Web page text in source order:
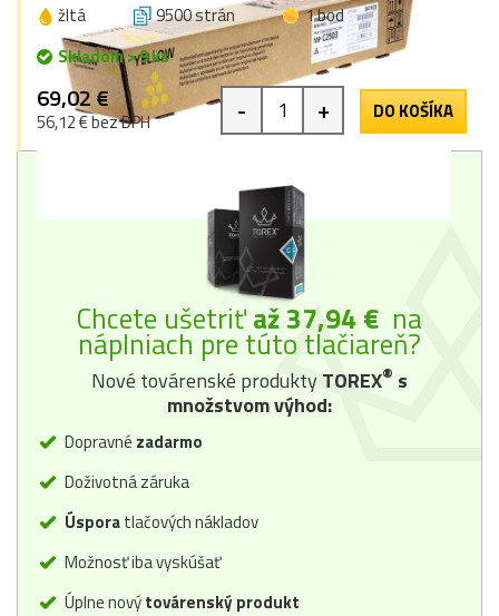
žltá 9500 strán
1 bod
Skladom > 9 ks
69,02 €
56,12 € bez DPH - + DO KOŠÍKA
Chcete ušetriťaž 37,94 € na
náplniach pre túto tlačiareň?
Nové továrenské produktyTOREX® s
množstvom výhod:
Dopravné zadarmo
Doživotná záruka
Úsporatlačových nákladov
Možnosť iba vyskúšať
Úplne novýtovárenský produkt